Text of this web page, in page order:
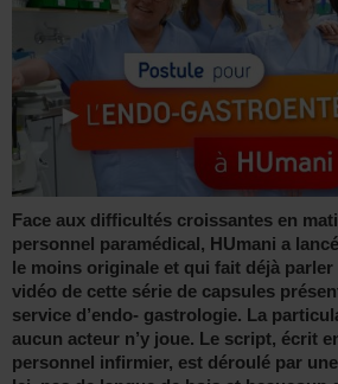
Face aux difficultés croissantes en
personnel paramédical, HUmani a
le moins originale et qui fait déjà parler
vidéo de cette série de capsules
service d’endo- gastrologie. La
aucun acteur n’y joue. Le script, écrit
personnel infirmier, est déroulé par